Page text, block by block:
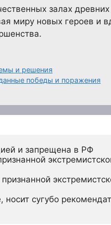
залах
миру новых героев и
и решения
победы и поражения
и запрещена в РФ
сугубо